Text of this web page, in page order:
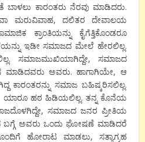
ಬಾಳಲು ಕಾರಂತರು ನೆರವು ಮಾಡಿದರು.
ಮರುವಿವಾಹ, ದಲಿತರ ದೇವಾಲಯ
ಕ್ರಾಂತಿಯನ್ನು ಕೈಗೆತ್ತಿಕೊಂಡರೂ
ಇಡೀ ಸಮಾಜದ ಮೇಲೆ ಹೇರಲಿಲ್ಲ.
ಸಮಾಜಮುಖಿಯಾಗಿದ್ದೇ, ಸಮಾಜದ
ಮಾಡಿದವರು ಅವರು. ಹಾಗಾಗಿಯೇ, ಆ
ಕಾರಂತರನ್ನು ಸಮಾಜ ಬಹಿಷ್ಕರಿಸಲಿಲ್ಲ.
ಯಾರೂ ಹಠ ಹಿಡಿಯಲಿಲ್ಲ. ತನ್ನ ಕೊನೆಯ
ಸಮಾಜದ ಜನರ ಪ್ರೀತಿಯ
ಬಗ್ಗೆ ಅವರು ಒಂದು ಘೋಷಣೆ ಮಾಡಿದರೆ
ಹೋರಾಟ ಮಾಡಲು, ಸತ್ಯಾಗ್ರಹ